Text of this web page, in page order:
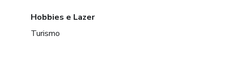
Hobbies e Lazer
Turismo